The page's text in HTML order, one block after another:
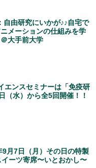
由研究にいかが♪♪自宅で
メーションの仕組みを学
大手前大学
エンスセミナーは「免疫研
（水）から全5回開催！！
9月7日（月）その日の特製
ーツ寄席〜いとおかし〜